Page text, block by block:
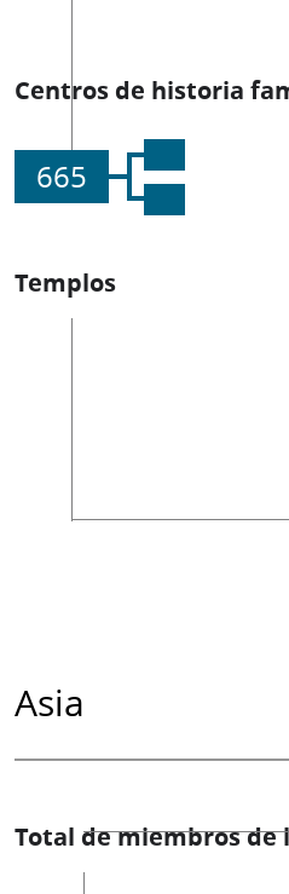
Centros de historia
665
Templos
Asia
Total de miembros de